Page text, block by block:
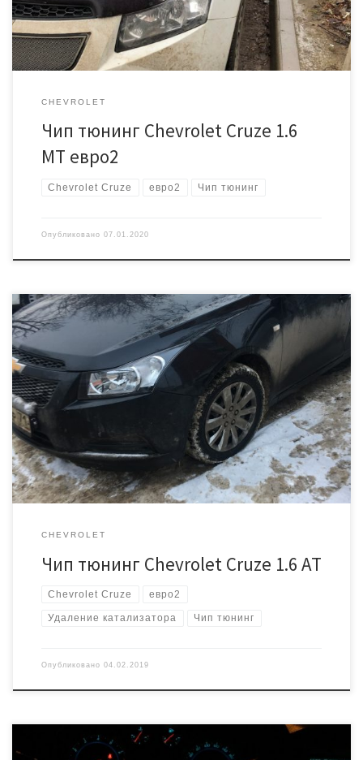
начала […]
CHEVROLET
Чип тюнинг Chevrolet Cruze 1.6
MT евро2
Chevrolet Cruze евро2 Чип тюнинг
Опубликовано 07.01.2020
Автомобиль Шевроле Круз, с автоматической коробкой передач.
Проблема была с датчиком кислорода 2, решено было прошить
под ЕВРО2. Программно отключаем ДК2, проверку катализатора
и увеличиваем мощность двигателя. Мощность увеличивается на
10%. Улучшается отклик на педаль газа, автомат начинает
адекватнее переключаться. Стоимость: 7000 рублей
CHEVROLET
Чип тюнинг Chevrolet Cruze 1.6 AT
Chevrolet Cruze евро2
Удаление катализатора Чип тюнинг
Опубликовано 04.02.2019